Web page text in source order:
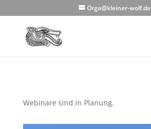
Orga@kleiner-wolf.de
Webinare sind in Planung.